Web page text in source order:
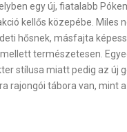
egy új, fiatalabb
kellős közepébe. Miles
hősnek, másfajta
természetesen.
stílusa miatt pedig az új
rajongói tábora van, mint